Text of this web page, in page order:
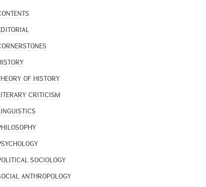
OF HISTORY
CRITICISM
SOCIOLOGY
ANTHROPOLOGY